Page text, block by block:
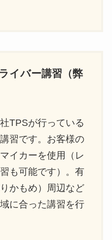
イバー講習（弊
TPSが行っている
習です。お客様の
イカーを使用（レ
も可能です）。有
かもめ）周辺など
に合った講習を行